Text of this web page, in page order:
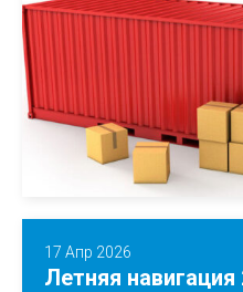
17 Апр 2026
Летняя навигация